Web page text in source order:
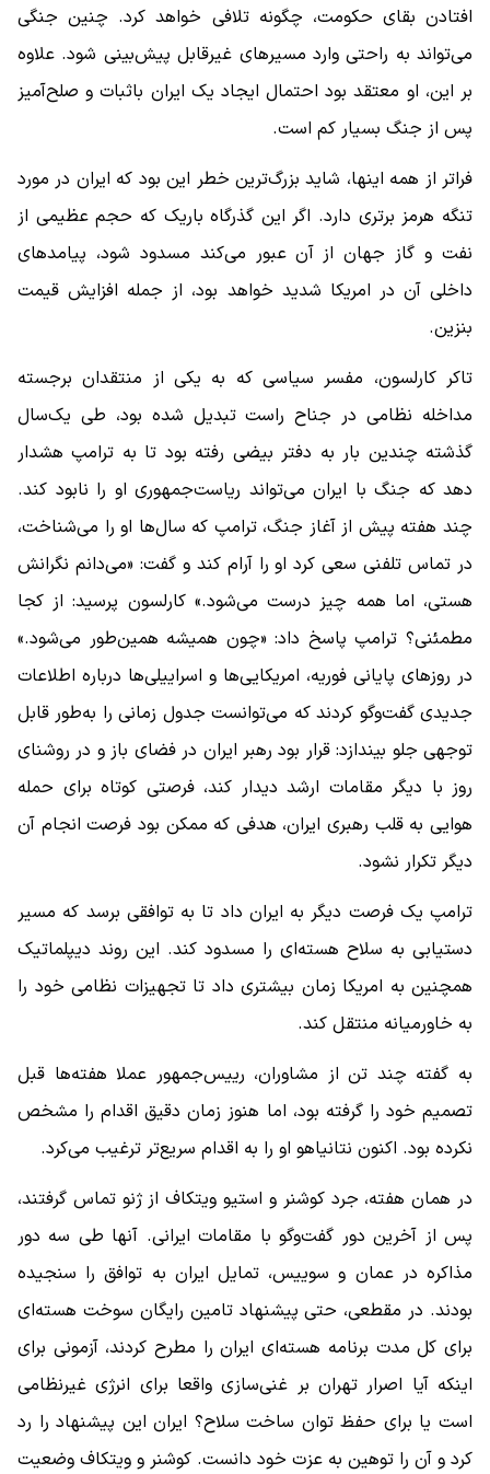
افتادن بقای حکومت، چگونه تلافی خواهد کرد. چنین جنگی
می‌تواند به ‌راحتی وارد مسیرهای غیرقابل پیش‌بینی شود. علاوه
بر این، او معتقد بود احتمال ایجاد یک ایران باثبات و صلح‌آمیز
پس از جنگ بسیار کم است.
فراتر از همه اینها، شاید بزرگ‌ترین خطر این بود که ایران در مورد
تنگه هرمز برتری دارد. اگر این گذرگاه باریک که حجم عظیمی از
نفت و گاز جهان از آن عبور می‌کند مسدود شود، پیامدهای
داخلی آن در امریکا شدید خواهد بود، از جمله افزایش قیمت
بنزین.
تاکر کارلسون، مفسر سیاسی که به یکی از منتقدان برجسته
مداخله نظامی در جناح راست تبدیل شده بود، طی یک‌سال
گذشته چندین بار به دفتر بیضی رفته بود تا به ترامپ هشدار
دهد که جنگ با ایران می‌تواند ریاست‌جمهوری او را نابود کند.
چند هفته پیش از آغاز جنگ، ترامپ که سال‌ها او را می‌شناخت،
در تماس تلفنی سعی کرد او را آرام کند و گفت: «می‌دانم نگرانش
هستی، اما همه‌ چیز درست می‌شود.» کارلسون پرسید: از کجا
مطمئنی؟ ترامپ پاسخ داد: «چون همیشه همین‌طور می‌شود.»
در روزهای پایانی فوریه، امریکایی‌ها و اسراییلی‌ها درباره اطلاعات
جدیدی گفت‌وگو کردند که می‌توانست جدول زمانی را به‌طور قابل
توجهی جلو بیندازد: قرار بود رهبر ایران در فضای باز و در روشنای
روز با دیگر مقامات ارشد دیدار کند، فرصتی کوتاه برای حمله
هوایی به قلب رهبری ایران، هدفی که ممکن بود فرصت انجام آن
دیگر تکرار نشود.
ترامپ یک فرصت دیگر به ایران داد تا به توافقی برسد که مسیر
دستیابی به سلاح هسته‌ای را مسدود کند. این روند دیپلماتیک
همچنین به امریکا زمان بیشتری داد تا تجهیزات نظامی خود را
به خاورمیانه منتقل کند.
به گفته چند تن از مشاوران، رییس‌جمهور عملا هفته‌ها قبل
تصمیم خود را گرفته بود، اما هنوز زمان دقیق اقدام را مشخص
نکرده بود. اکنون نتانیاهو او را به اقدام سریع‌تر ترغیب می‌کرد.
در همان هفته، جرد کوشنر و استیو ویتکاف از ژنو تماس گرفتند،
پس از آخرین دور گفت‌وگو با مقامات ایرانی. آنها طی سه دور
مذاکره در عمان و سوییس، تمایل ایران به توافق را سنجیده
بودند. در مقطعی، حتی پیشنهاد تامین رایگان سوخت هسته‌ای
برای کل مدت برنامه هسته‌ای ایران را مطرح کردند، آزمونی برای
اینکه آیا اصرار تهران بر غنی‌سازی واقعا برای انرژی غیرنظامی
است یا برای حفظ توان ساخت سلاح؟ ایران این پیشنهاد را رد
کرد و آن را توهین به عزت خود دانست. کوشنر و ویتکاف وضعیت